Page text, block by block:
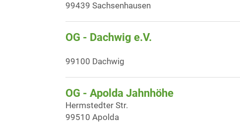
99439 Sachsenhausen
OG - Dachwig e.V.
99100 Dachwig
OG - Apolda Jahnhöhe
Hermstedter Str.
99510 Apolda